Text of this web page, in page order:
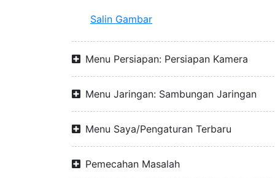
Salin Gambar
Menu Persiapan: Persiapan Kamera
Menu Jaringan: Sambungan Jaringan
Menu Saya/Pengaturan Terbaru
Pemecahan Masalah